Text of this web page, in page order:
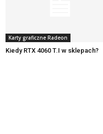
Karty graficzne Radeon
Kiedy RTX 4060 T.I w sklepach?